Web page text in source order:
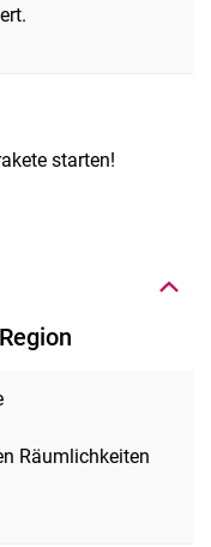
starten!
Räumlichkeiten